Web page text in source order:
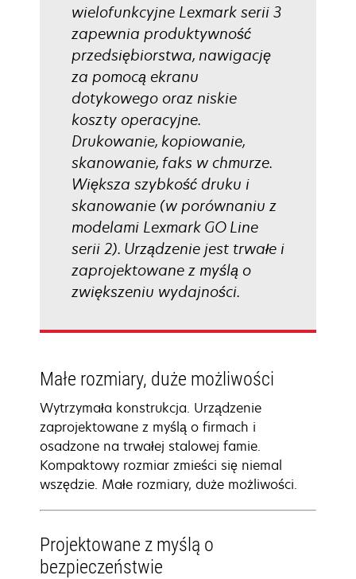
wielofunkcyjne Lexmark serii 3
zapewnia produktywność
przedsiębiorstwa, nawigację
za pomocą ekranu
dotykowego oraz niskie
koszty operacyjne.
Drukowanie, kopiowanie,
skanowanie, faks w chmurze.
Większa szybkość druku i
skanowanie (w porównaniu z
modelami Lexmark GO Line
serii 2). Urządzenie jest trwałe i
zaprojektowane z myślą o
zwiększeniu wydajności.
Małe rozmiary, duże możliwości
Wytrzymała konstrukcja. Urządzenie
zaprojektowane z myślą o firmach i
osadzone na trwałej stalowej famie.
Kompaktowy rozmiar zmieści się niemal
wszędzie. Małe rozmiary, duże możliwości.
Projektowane z myślą o
bezpieczeństwie